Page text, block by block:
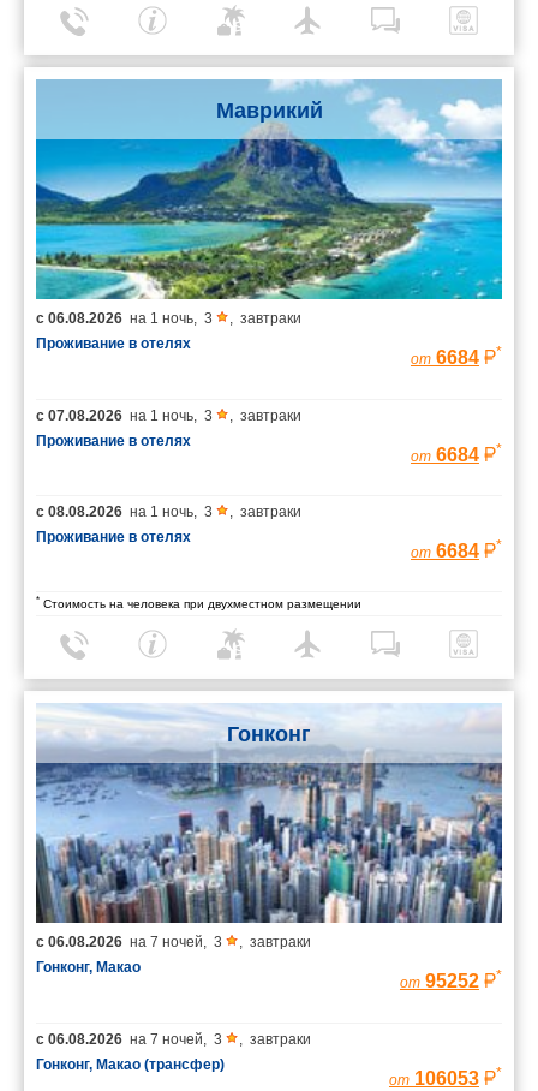
Маврикий
с 06.08.2026 на 1 ночь, 3 , завтраки
Проживание в отелях
от 6684 *
с 07.08.2026 на 1 ночь, 3 , завтраки
Проживание в отелях
от 6684 *
с 08.08.2026 на 1 ночь, 3 , завтраки
Проживание в отелях
от 6684 *
* Стоимость на человека при двухместном размещении
Гонконг
с 06.08.2026 на 7 ночей, 3 , завтраки
Гонконг, Макао
от 95252 *
с 06.08.2026 на 7 ночей, 3 , завтраки
Гонконг, Макао (трансфер)
от 106053 *